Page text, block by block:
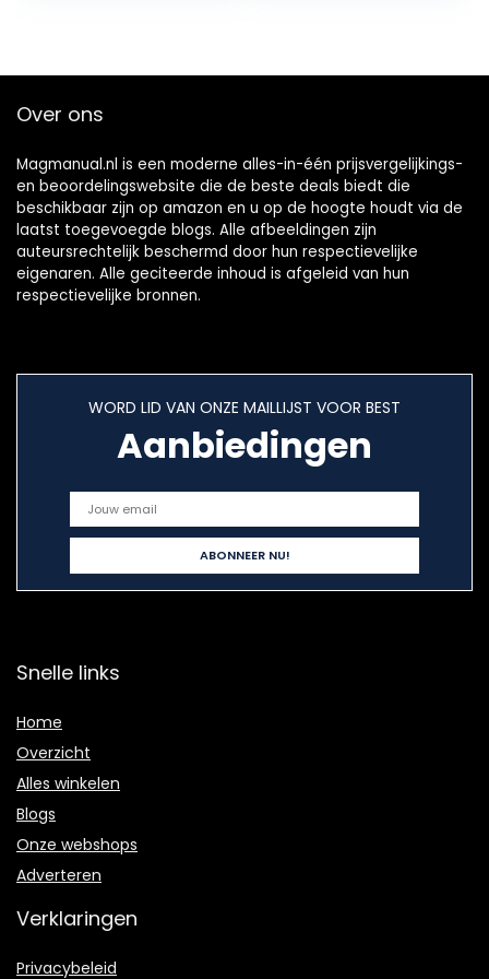
Over ons
Magmanual.nl is een moderne alles-in-één prijsvergelijkings-
en beoordelingswebsite die de beste deals biedt die
beschikbaar zijn op amazon en u op de hoogte houdt via de
laatst toegevoegde blogs. Alle afbeeldingen zijn
auteursrechtelijk beschermd door hun respectievelijke
eigenaren. Alle geciteerde inhoud is afgeleid van hun
respectievelijke bronnen.
WORD LID VAN ONZE MAILLIJST VOOR BEST
Aanbiedingen
Snelle links
Home
Overzicht
Alles winkelen
Blogs
Onze webshops
Adverteren
Verklaringen
Privacybeleid